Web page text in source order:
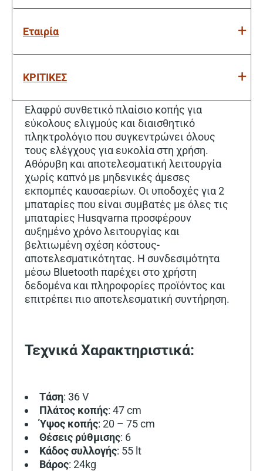
Εταιρία
ΚΡΙΤΙΚΕΣ
Ελαφρύ συνθετικό πλαίσιο κοπής για
εύκολους ελιγμούς και διαισθητικό
πληκτρολόγιο που συγκεντρώνει όλους
τους ελέγχους για ευκολία στη χρήση.
Αθόρυβη και αποτελεσματική λειτουργία
χωρίς καπνό με μηδενικές άμεσες
εκπομπές καυσαερίων. Οι υποδοχές για 2
μπαταρίες που είναι συμβατές με όλες τις
μπαταρίες Husqvarna προσφέρουν
αυξημένο χρόνο λειτουργίας και
βελτιωμένη σχέση κόστους-
αποτελεσματικότητας. Η συνδεσιμότητα
μέσω Bluetooth παρέχει στο χρήστη
δεδομένα και πληροφορίες προϊόντος και
επιτρέπει πιο αποτελεσματική συντήρηση.
Τεχνικά Χαρακτηριστικά:
Tάση: 36 V
Πλάτος κοπής: 47 cm
Ύψος κοπής: 20 – 75 cm
Θέσεις ρύθμισης: 6
Κάδος συλλογής: 55 lt
Βάρος: 24kg